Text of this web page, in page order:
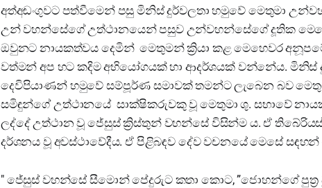
අත්අඩංගුවට පත්වීමෙන් පසු මිනිස් දුර්වලතා හමුවේ මෙතුමා
උන් වහන්සේගේ උත්ථානයෙන් පසුව උන්වහන්සේගේ දූතික
ඔවුනට නායකත්වය දෙමින් මෙතුමන් ක්‍රියා කළ මෙහෙවර
වත්මන් අප හට කදිම අභියෝගයක් හා ආදර්ශයක් වන්නේය. මිනිස්
දෙවිපියාණන් හමුවේ සම්පූර්ණ සමාවක් තමන්ට ලැබෙන බව
සමිඳුන්ගේ උත්ථානයේ සාක්ෂිකරුවකු වූ මෙතුමා ශු. සභාවේ
ලද්දේ උත්ථාන වූ ජේසුස් ක්‍රිස්තුන් වහන්සේ විසින්ම ය. ඒ
දර්ශනය වූ අවස්ථාවේදීය. ඒ පිළිබඳව දේව වචනයේ මෙසේ සඳහන්
" ජේසුස් වහන්සේ සීමොන් පේදුරුට කතා කොට, ”ජොහන්ගේ